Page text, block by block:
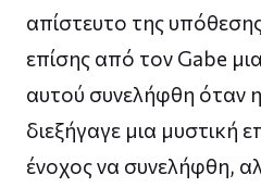
απίστευτο της υπόθεσης
επίσης από τον Gabe
αυτού συνελήφθη όταν
διεξήγαγε μια μυστική
ένοχος να συνελήφθη,